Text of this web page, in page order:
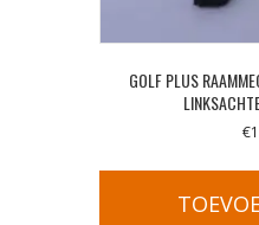
GOLF PLUS
€